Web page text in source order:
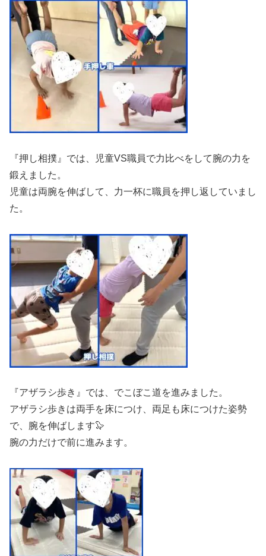
『押し相撲』では、児童VS職員で力比べをして腕の力を
鍛えました。
児童は両腕を伸ばして、力一杯に職員を押し返していまし
た。
『アザラシ歩き』では、でこぼこ道を進みました。
アザラシ歩きは両手を床につけ、両足も床につけた姿勢
で、腕を伸ばします🦭
腕の力だけで前に進みます。